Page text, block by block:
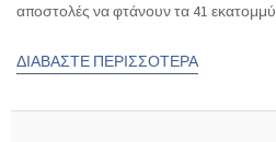
αποστολές να φτάνουν τα 41
ΔΙΑΒΆΣΤΕ ΠΕΡΙΣΣΌΤΕΡΑ